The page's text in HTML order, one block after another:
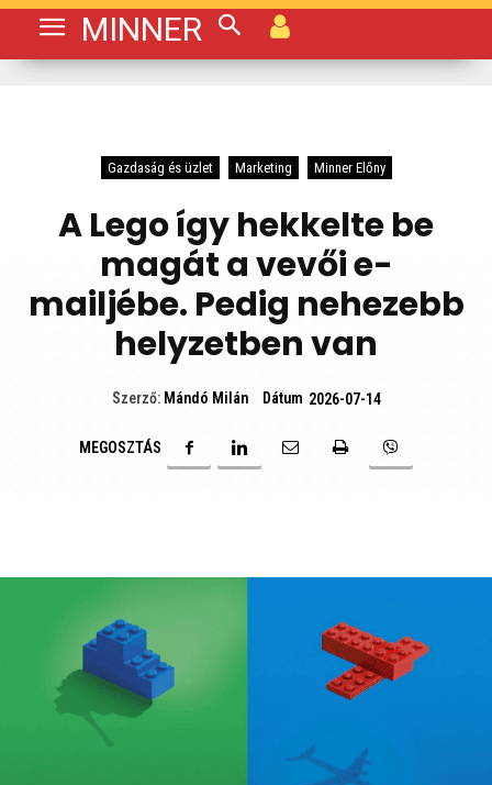
MINNER
Gazdaság és üzlet Marketing Minner Előny
A Lego így hekkelte be
magát a vevői e-
mailjébe. Pedig nehezebb
helyzetben van
Szerző: Mándó Milán Dátum 2026-07-14
MEGOSZTÁS